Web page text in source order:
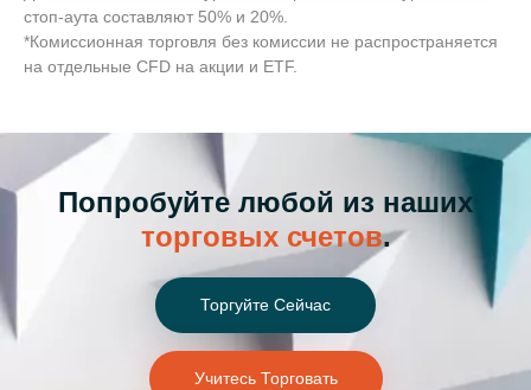
стоп-аута составляют 50% и 20%.
*Комиссионная торговля без комиссии не распространяется
на отдельные CFD на акции и ETF.
Попробуйте любой из наших
торговых счетов.
Торгуйте Сейчас
Учитесь Торговать